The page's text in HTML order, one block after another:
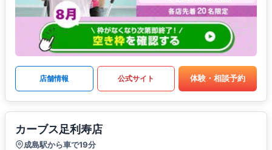
店舗情報 公式サイト 体験・相談予約
カーブス足利寿店
成島駅から車で19分